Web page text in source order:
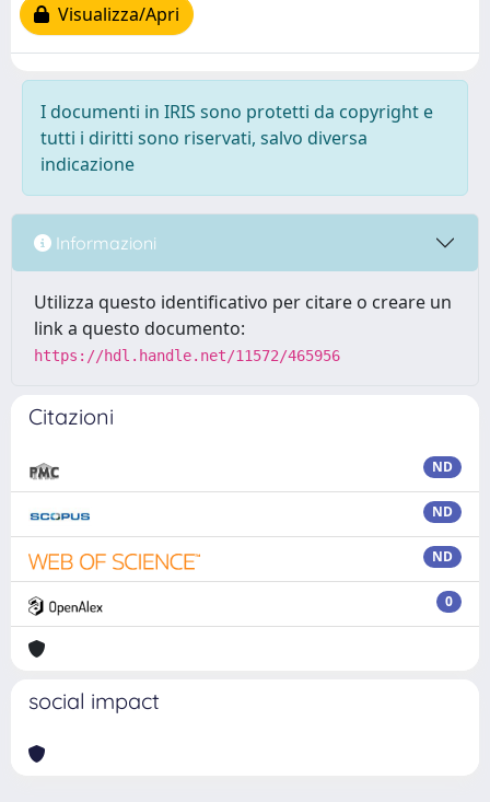
Visualizza/Apri
I documenti in IRIS sono protetti da copyright e
tutti i diritti sono riservati, salvo diversa
indicazione
Informazioni
Utilizza questo identificativo per citare o creare un
link a questo documento:
https://hdl.handle.net/11572/465956
Citazioni
ND
ND
ND
0
social impact